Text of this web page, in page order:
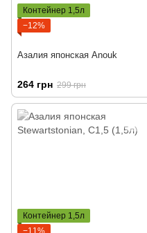
Контейнер 1,5л
−12%
Азалия японская Anouk
264 грн 299 грн
Контейнер 1,5л
−11%